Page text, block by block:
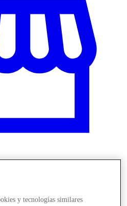
y tecnologías similares